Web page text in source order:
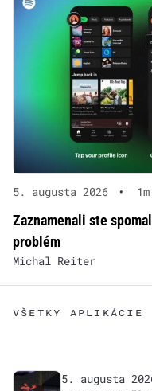
5. augusta 2026 • 1m
Zaznamenali ste
problém
Michal Reiter
VŠETKY APLIKÁCIE
5. augusta